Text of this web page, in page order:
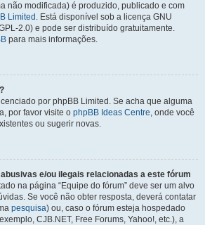
não modificada) é produzido, publicado e com
Limited . Está disponível sob a licença GNU
2.0) e pode ser distribuído gratuitamente.
para mais informações.
por phpBB Limited. Se acha que alguma
por favor visite o phpBB Ideas Centre, onde você
ou sugerir novas.
e/ou ilegais relacionadas a este fórum
na página “Equipe do fórum” deve ser um alvo
Se você não obter resposta, deverá contatar
pesquisa) ou, caso o fórum esteja hospedado
CJB.NET, Free Forums, Yahoo!, etc.), a